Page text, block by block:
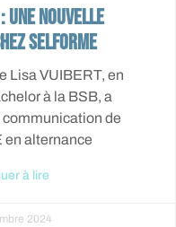
: une nouvelle
SELFORME
Lisa VUIBERT, en
à la BSB, a
de
en alternance
à lire
2024